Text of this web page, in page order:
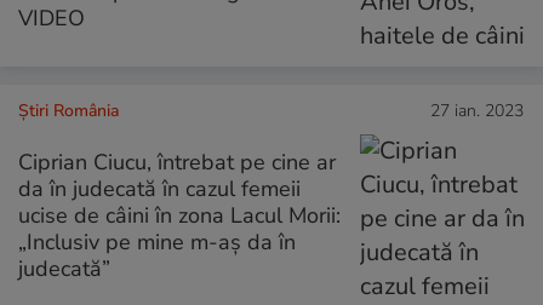
VIDEO
Știri România 27 ian. 2023
Ciprian Ciucu, întrebat pe cine ar
da în judecată în cazul femeii
ucise de câini în zona Lacul Morii:
„Inclusiv pe mine m-aș da în
judecată”